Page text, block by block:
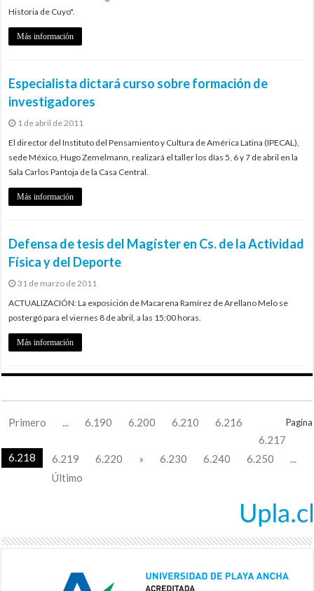
Historia de Cuyo".
Más información
Especialista dictará curso sobre formación de
investigadores
1 de abril de 2011
El director del Instituto del Pensamiento y Cultura de América Latina (IPECAL),
sede México, Hugo Zemelmann, realizará el taller los días 5, 6 y 7 de abril en la
Sala Carlos Pantoja de la Casa Central.
Más información
Defensa de tesis del Magíster en Cs. de la Actividad
Física y del Deporte
31 de marzo de 2011
ACTUALIZACIÓN: La exposición de Macarena Ramírez de Arellano Melo se
postergó para el viernes 8 de abril, a las 15:00 horas.
Más información
Pagina
Primero 6.190 6.200 6.210
6.216
6.217
6.218
6.219 6.220 » 6.230 6.240 6.250
Último